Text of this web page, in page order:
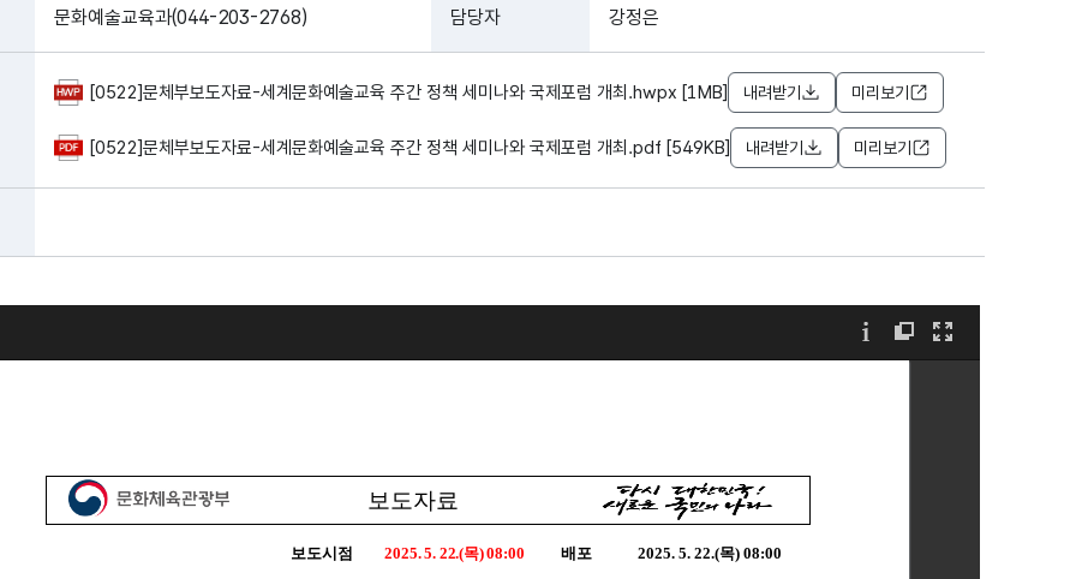
문화예술교육과(044-203-2768) 담당자 강정은
[0522]문체부보도자료-세계문화예술교육 주간 정책 세미나와 국제포럼 개최.hwpx [1MB] 내려받기 미리보기
[0522]문체부보도자료-세계문화예술교육 주간 정책 세미나와 국제포럼 개최.pdf [549KB] 내려받기 미리보기